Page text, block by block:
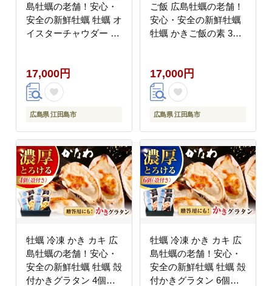
島牡蠣の老舗！安心・
安全の新鮮牡蠣 牡蠣 オ
イスターチャウダー 4
広島県産 江田島市/株式
会社かなわ [XBP023]
牡蠣
17,000円
広島県 江田島市
ご飯 広島牡蠣の老舗！
安心・安全の新鮮牡蠣
牡蠣 かきご飯の素 3袋
市/株式会社かなわ
[XBP024] 牡蠣
17,000円
広島県 江田島市
牡蠣 冷凍 かき カキ 広
島牡蠣の老舗！安心・
安全の新鮮牡蠣 牡蠣 殻
付かきグラタン 4個入
牡蠣 冷凍 かき カキ 広
島牡蠣の老舗！安心・
安全の新鮮牡蠣 牡蠣 殻
付かきグラタン 6個入